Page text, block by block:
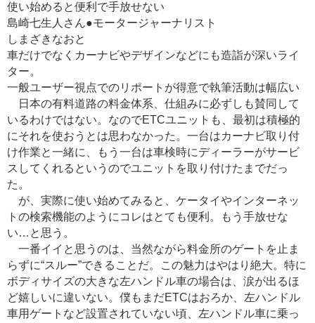
使い始めると便利で手放せない
島崎七生人さん●モータージャーナリスト
しまざきなおと
車だけでなくカーナビやデザインなどにも造詣が深いライ
ター。
一般ユーザー視点でのリポートが得意で執筆活動は幅広い
日本の有料道路の料金体系、仕組みに必ずしも賛同して
いるわけではない。なのでETCユニットも、最初は積極的
にそれを使おうとは思わなかった。一台はカーナビ取り付
け作業と一緒に、もう一台は車検時にディーラーがサービ
スしてくれるというのでユニットを取り付けたまでだっ
た。
が、実際に使い始めてみると、ケータイやインターネッ
トの検索機能のようにコレはとても便利。もう手放せな
い…と思う。
一番イイと思うのは、当然ながら料金所のゲートを止ま
らずに“スルー”できることだ。この魅力はやはり絶大。特に
ボディサイズの大きな左ハンドル車の場合は、涙が出るほ
ど嬉しいに違いない。僕もまだETCはおろか、左ハンドル
車用ゲートなど設置されていない頃、左ハンドル車に乗っ